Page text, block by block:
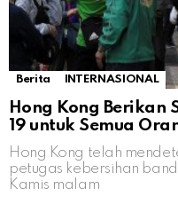
Berita INTERNASIONAL
Hong Kong Berikan
19 untuk Semua
Hong Kong telah
petugas kebersihan
Kamis malam